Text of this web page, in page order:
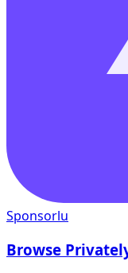
Sponsorlu
Browse